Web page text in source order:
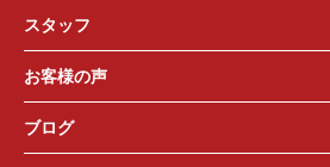
スタッフ
お客様の声
ブログ